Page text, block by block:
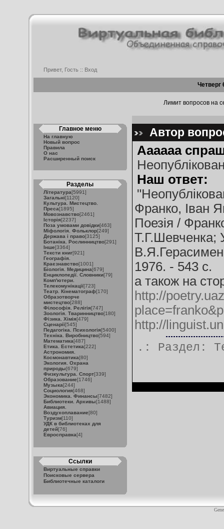
Привет, Гость :: Вход
Четверг
Лимит вопросов на
Главное меню
На главную
Новый вопрос
Правила
О нас
Расширенный поиск
Разделы
Література[5991]
Загальні[1120]
Культура. Мистецтво.
Преса[1895]
Мовознавство[2461]
Історія[2237]
Поза умовами довідки[463]
Міфологія. Фольклор[249]
Держава і право[3125]
Ботаніка. Рослинництво[291]
Інше[3364]
Тексти книг[921]
Географія.
Краєзнавство[1001]
Біологія. Медицина[679]
Енциклопедії. Словники[79]
Комп'ютери.
Телекомунікації[723]
Театр. Кінематограф[170]
Образотворче
мистецтво[288]
Філософія. Релігія[747]
Зоологія. Тваринництво[180]
Фізика. Хімія[479]
Сценарії[545]
Педагогіка. Психологія[5400]
Техніка. Виробництво[594]
Математика[487]
Етика. Естетика[222]
Астрономия.
Космонавтика[80]
Экология. Охрана
природы[679]
Физкультура. Спорт[339]
Образование[1746]
Музыка[244]
Социология[468]
Экономика. Финансы[7482]
Библиотеки. Архивы[1488]
Авиация.
Воздухоплавание[80]
Туризм[110]
УДК в библиотеках для
детей[76]
Евросправка[4]
Ссылки
Виртуальные справки
Поисковые сервера
Библиотечные каталоги
Автор
Аааааа
Наш ответ:
Франко, Іван
Поезія /
Т.Г.Шевченка;
1976. - 543 с.
а також на
http://
http://
.: Раздел: